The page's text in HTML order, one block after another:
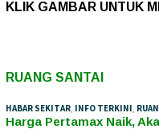
KLIK GAMBAR UNTUK
RUANG SANTAI
HABAR SEKITAR INFO TERKINI
Harga Pertamax Naik,